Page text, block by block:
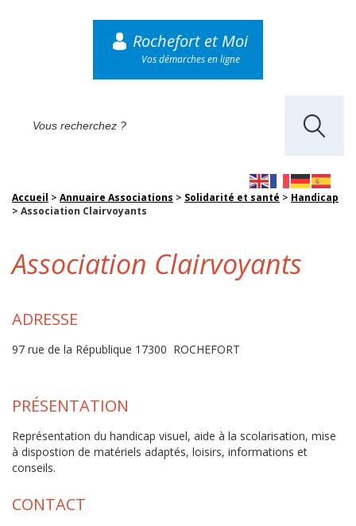
Rochefort et Moi
Vos démarches en ligne
Accueil > Annuaire Associations > Solidarité et santé > Handicap
> Association Clairvoyants
Association Clairvoyants
ADRESSE
97 rue de la République 17300 ROCHEFORT
PRÉSENTATION
Représentation du handicap visuel, aide à la scolarisation, mise
à dispostion de matériels adaptés, loisirs, informations et
conseils.
CONTACT